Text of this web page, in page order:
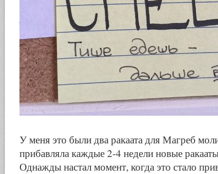
У меня это были два ракаата для Магреб
прибавляла каждые 2-4 недели новые
Однажды настал момент, когда это стало